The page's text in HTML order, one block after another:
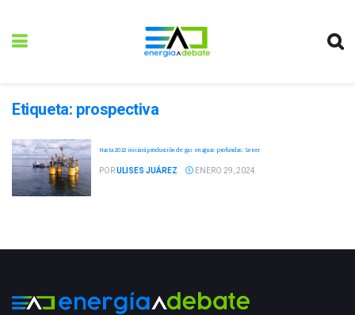
Etiqueta: prospectiva
Hasta 2032 iniciará producción de gas en aguas profundas: Sener
PORULISES JUÁREZ ENERO 29, 2024